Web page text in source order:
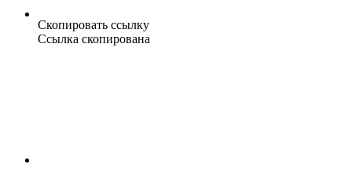
Скопировать ссылку
Ссылка скопирована